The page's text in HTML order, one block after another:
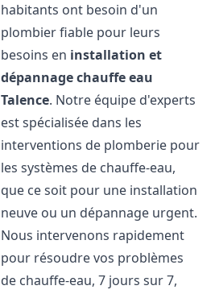
habitants ont besoin d'un
plombier fiable pour leurs
besoins en installation et
dépannage chauffe eau
Talence. Notre équipe d'experts
est spécialisée dans les
interventions de plomberie pour
les systèmes de chauffe-eau,
que ce soit pour une installation
neuve ou un dépannage urgent.
Nous intervenons rapidement
pour résoudre vos problèmes
de chauffe-eau, 7 jours sur 7,